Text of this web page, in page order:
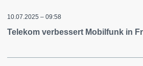
10.07.2025 – 09:58
Telekom verbessert Mobilfunk in